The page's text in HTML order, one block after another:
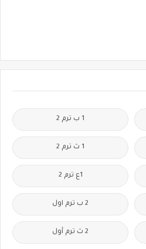
1 ب ترم 2
1 ث ترم 2
1ع ترم 2
2 ب ترم اول
2 ث ترم أول